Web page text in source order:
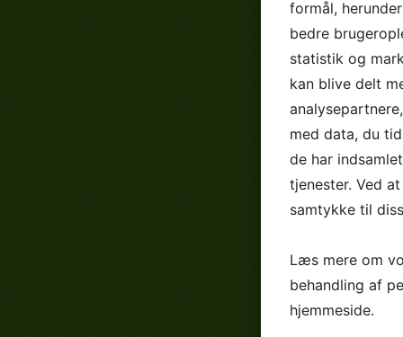
formål,
bedre
statistik og
kan blive delt
med data, du
de har
tjenester. Ved
samtykke til
Læs mere om
behandling af
hjemmeside.